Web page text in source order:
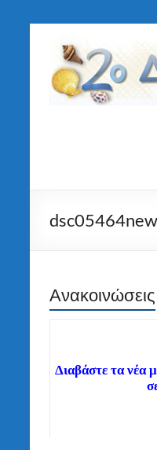
περιεχόμενο
2ο
Σχολείο
dsc05464new
Ανακοινώσεις
Διαβάστε τα νέα